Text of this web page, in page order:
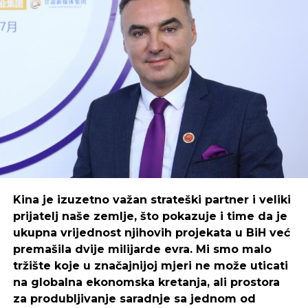
stanova na tržištu – kažu u agencijama.
kompanije često propadaju jer osnivači nemaju
motivaciju i disciplinu da prođu kroz teška
Za preduzetnike, motivacija i disciplina su dva
osnovna stuba uspjeha. Iako se ova dva termina
često koriste naizmjenično, oni znače različite stvari.
Šta je motivacija?
Motivacija je skup psiholoških sila koje nam
omogućavaju da pokrenemo, organiziramo i
ustrajemo u ponašanjima koja će nas na kraju
dovesti do postizanja cilja.
Motivacija vam pomaže da svojim svakodnevnim
aktivnostima pristupite sa strašću. Kada se osjećate
motivirani, započinjete dan s pozitivnim stavom i
željni ste da radite na svom poslu.
Kina je izuzetno važan strateški partner i veliki
prijatelj naše zemlje, što pokazuje i time da je
ukupna vrijednost njihovih projekata u BiH već
premašila dvije milijarde evra. Mi smo malo
tržište koje u značajnijoj mjeri ne može uticati
na globalna ekonomska kretanja, ali prostora
za produbljivanje saradnje sa jednom od